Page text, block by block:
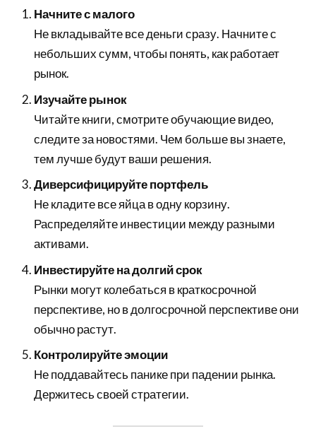
Начните с малого
Не вкладывайте все деньги сразу. Начните с
небольших сумм, чтобы понять, как работает
рынок.
Изучайте рынок
Читайте книги, смотрите обучающие видео,
следите за новостями. Чем больше вы знаете,
тем лучше будут ваши решения.
Диверсифицируйте портфель
Не кладите все яйца в одну корзину.
Распределяйте инвестиции между разными
активами.
Инвестируйте на долгий срок
Рынки могут колебаться в краткосрочной
перспективе, но в долгосрочной перспективе они
обычно растут.
Контролируйте эмоции
Не поддавайтесь панике при падении рынка.
Держитесь своей стратегии.